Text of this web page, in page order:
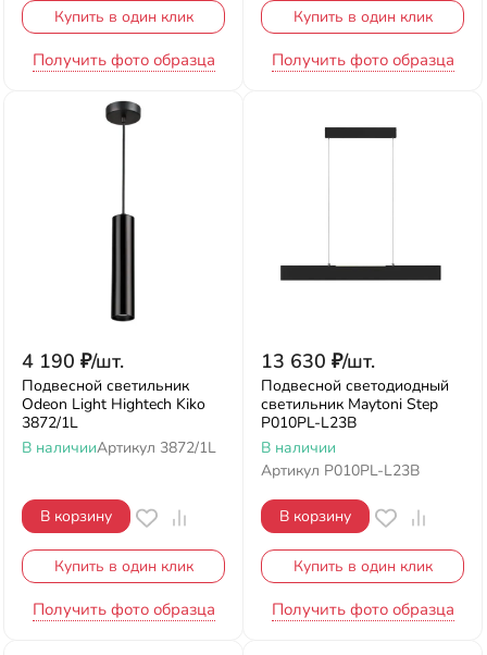
Купить в один клик
Получить фото образца
Купить в один клик
Получить фото образца
4 190 ₽/шт.
Подвесной светильник
Odeon Light Hightech Kiko
3872/1L
В наличииАртикул 3872/1L
В корзину
Купить в один клик
Получить фото образца
13 630 ₽/шт.
Подвесной светодиодный
светильник Maytoni Step
P010PL-L23B
В наличии
Артикул P010PL-L23B
В корзину
Купить в один клик
Получить фото образца